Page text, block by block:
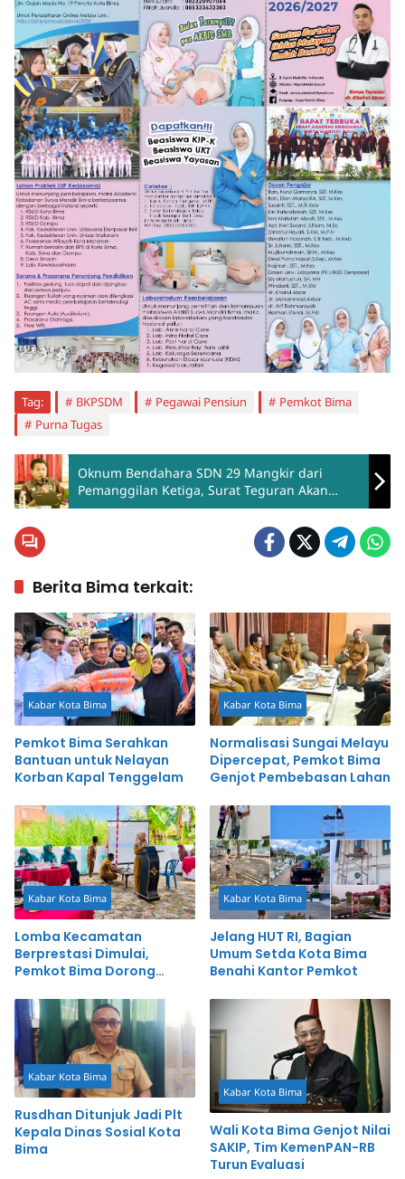
Tag: BKPSDM Pegawai Pensiun
Pemkot Bima
Purna Tugas
Oknum Bendahara SDN 29 Mangkir dari
Pemanggilan Ketiga, Surat Teguran Akan
Dilayangkan
Berita Bima terkait:
Kabar Kota Bima
Pemkot Bima Serahkan
Bantuan untuk Nelayan
Korban Kapal Tenggelam
Kabar Kota Bima
Normalisasi Sungai Melayu
Dipercepat, Pemkot Bima
Genjot Pembebasan Lahan
Kabar Kota Bima
Lomba Kecamatan
Berprestasi Dimulai,
Pemkot Bima Dorong
Cepat
Kabar Kota Bima
Jelang HUT RI, Bagian
Umum Setda Kota Bima
Benahi Kantor Pemkot
Kabar Kota Bima
Rusdhan Ditunjuk Jadi Plt
Kepala Dinas Sosial Kota
Bima
Kabar Kota Bima
Wali Kota Bima Genjot Nilai
SAKIP, Tim KemenPAN-RB
Turun Evaluasi